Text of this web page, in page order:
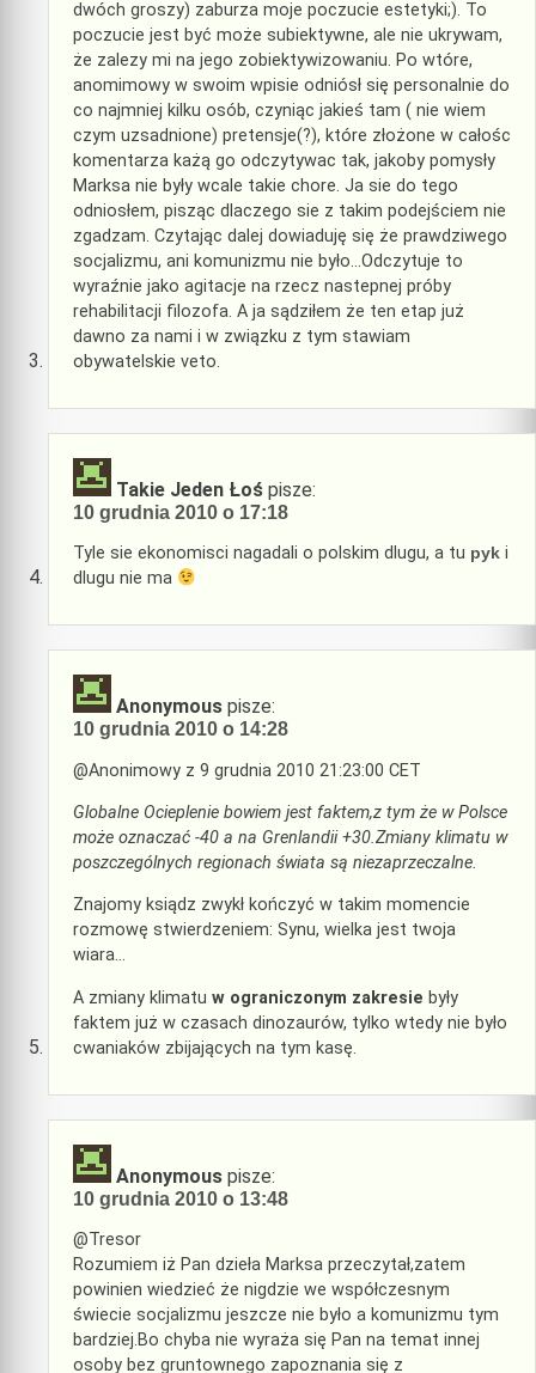
dwóch groszy) zaburza moje poczucie estetyki;). To
poczucie jest być może subiektywne, ale nie ukrywam,
że zalezy mi na jego zobiektywizowaniu. Po wtóre,
anomimowy w swoim wpisie odniósł się personalnie do
co najmniej kilku osób, czyniąc jakieś tam ( nie wiem
czym uzsadnione) pretensje(?), które złożone w całośc
komentarza każą go odczytywac tak, jakoby pomysły
Marksa nie były wcale takie chore. Ja sie do tego
odniosłem, pisząc dlaczego sie z takim podejściem nie
zgadzam. Czytając dalej dowiaduję się że prawdziwego
socjalizmu, ani komunizmu nie było…Odczytuje to
wyraźnie jako agitacje na rzecz nastepnej próby
rehabilitacji filozofa. A ja sądziłem że ten etap już
dawno za nami i w związku z tym stawiam
obywatelskie veto.
Takie Jeden Łoś pisze:
10 grudnia 2010 o 17:18
Tyle sie ekonomisci nagadali o polskim dlugu, a tu pyk i
dlugu nie ma
Anonymous pisze:
10 grudnia 2010 o 14:28
@Anonimowy z 9 grudnia 2010 21:23:00 CET
Globalne Ocieplenie bowiem jest faktem,z tym że w Polsce
może oznaczać -40 a na Grenlandii +30.Zmiany klimatu w
poszczególnych regionach świata są niezaprzeczalne.
Znajomy ksiądz zwykł kończyć w takim momencie
rozmowę stwierdzeniem: Synu, wielka jest twoja
wiara…
A zmiany klimatu w ograniczonym zakresie były
faktem już w czasach dinozaurów, tylko wtedy nie było
cwaniaków zbijających na tym kasę.
Anonymous pisze:
10 grudnia 2010 o 13:48
@Tresor
Rozumiem iż Pan dzieła Marksa przeczytał,zatem
powinien wiedzieć że nigdzie we współczesnym
świecie socjalizmu jeszcze nie było a komunizmu tym
bardziej.Bo chyba nie wyraża się Pan na temat innej
osoby bez gruntownego zapoznania się z